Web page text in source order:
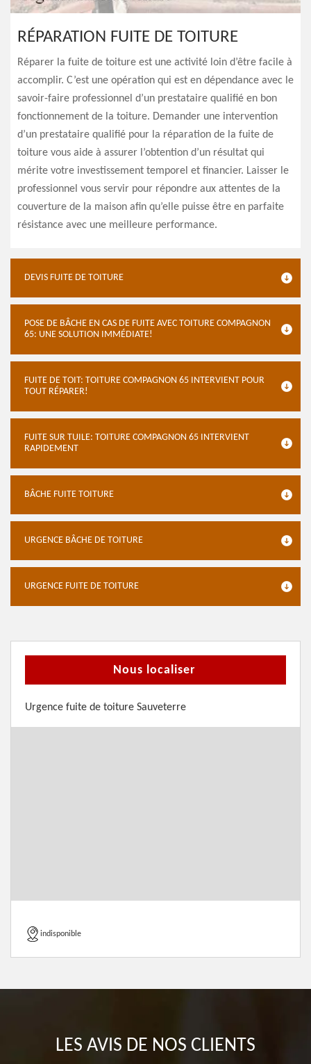
RÉPARATION FUITE DE TOITURE
Réparer la fuite de toiture est une activité loin d’être facile à
accomplir. C’est une opération qui est en dépendance avec le
savoir-faire professionnel d’un prestataire qualifié en bon
fonctionnement de la toiture. Demander une intervention
d’un prestataire qualifié pour la réparation de la fuite de
toiture vous aide à assurer l’obtention d’un résultat qui
mérite votre investissement temporel et financier. Laisser le
professionnel vous servir pour répondre aux attentes de la
couverture de la maison afin qu’elle puisse être en parfaite
résistance avec une meilleure performance.
DEVIS FUITE DE TOITURE
POSE DE BÂCHE EN CAS DE FUITE AVEC TOITURE COMPAGNON
65: UNE SOLUTION IMMÉDIATE!
FUITE DE TOIT: TOITURE COMPAGNON 65 INTERVIENT POUR
TOUT RÉPARER!
FUITE SUR TUILE: TOITURE COMPAGNON 65 INTERVIENT
RAPIDEMENT
BÂCHE FUITE TOITURE
URGENCE BÂCHE DE TOITURE
URGENCE FUITE DE TOITURE
Nous localiser
Urgence fuite de toiture Sauveterre
indisponible
LES AVIS DE NOS CLIENTS